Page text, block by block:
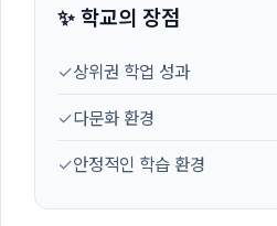
✨ 학교의 장점
✓상위권 학업 성과
✓다문화 환경
✓안정적인 학습 환경